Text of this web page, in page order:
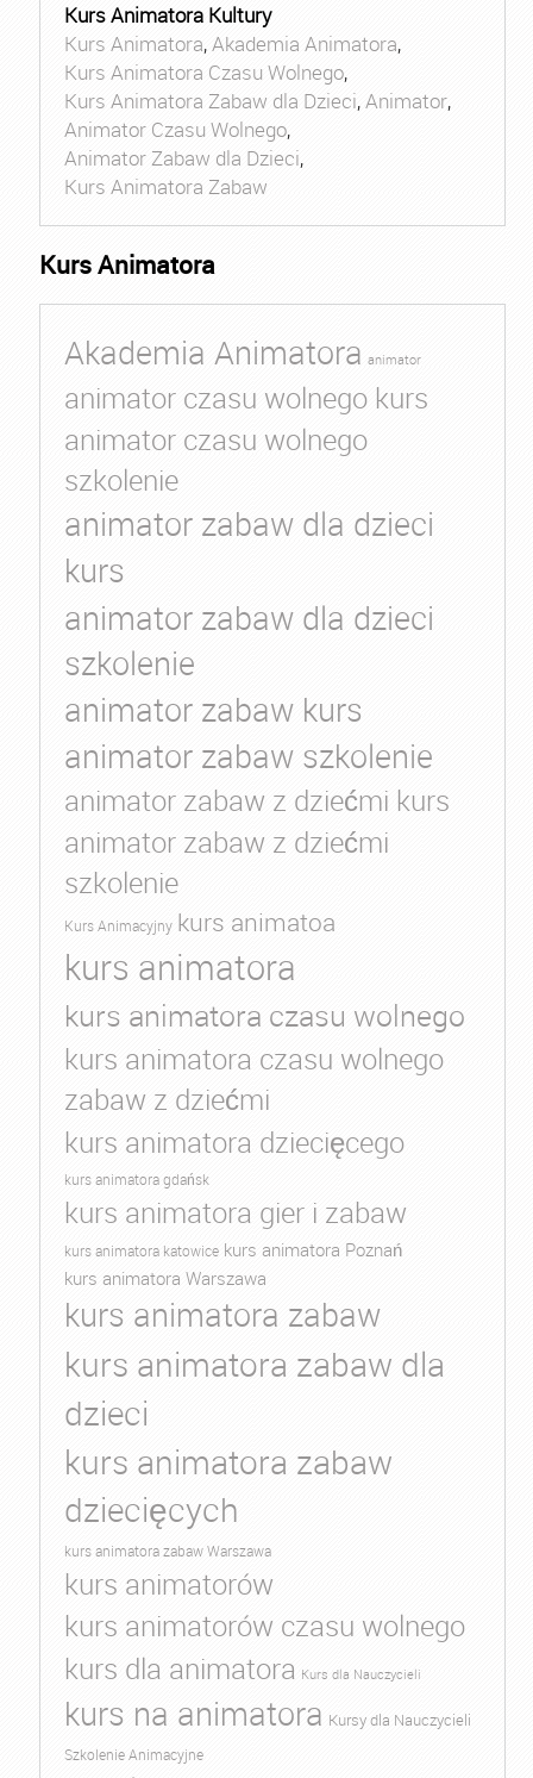
Kurs Animatora Kultury
Kurs Animatora,Akademia Animatora,
Kurs Animatora Czasu Wolnego,
Kurs Animatora Zabaw dla Dzieci,Animator,
Animator Czasu Wolnego,
Animator Zabaw dla Dzieci,
Kurs Animatora Zabaw
Kurs Animatora
Akademia Animatora animator
animator czasu wolnego kurs
animator czasu wolnego
szkolenie
animator zabaw dla dzieci
kurs
animator zabaw dla dzieci
szkolenie
animator zabaw kurs
animator zabaw szkolenie
animator zabaw z dziećmi kurs
animator zabaw z dziećmi
szkolenie
Kurs Animacyjny kurs animatoa
kurs animatora
kurs animatora czasu wolnego
kurs animatora czasu wolnego
zabaw z dziećmi
kurs animatora dziecięcego
kurs animatora gdańsk
kurs animatora gier i zabaw
kurs animatora katowice kurs animatora Poznań
kurs animatora Warszawa
kurs animatora zabaw
kurs animatora zabaw dla
dzieci
kurs animatora zabaw
dziecięcych
kurs animatora zabaw Warszawa
kurs animatorów
kurs animatorów czasu wolnego
kurs dla animatora Kurs dla Nauczycieli
kurs na animatora Kursy dla Nauczycieli
Szkolenie Animacyjne